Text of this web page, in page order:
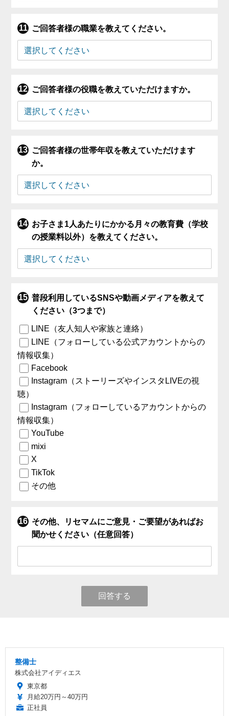
ご回答者様の職業を教えてください。
ご回答者様の役職を教えていただけますか。
ご回答者様の世帯年収を教えていただけます
か。
お子さま1人あたりにかかる月々の教育費（学校
の授業料以外）を教えてください。
普段利用しているSNSや動画メディアを教えて
ください（3つまで）
LINE（友人知人や家族と連絡）
LINE（フォローしている公式アカウントからの
情報収集）
Facebook
Instagram（ストーリーズやインスタLIVEの視
聴）
Instagram（フォローしているアカウントからの
情報収集）
YouTube
mixi
X
TikTok
その他
その他、リセマムにご意見・ご要望があればお
聞かせください（任意回答）
回答する
整備士
株式会社アイディエス
東京都
月給20万円～40万円
正社員